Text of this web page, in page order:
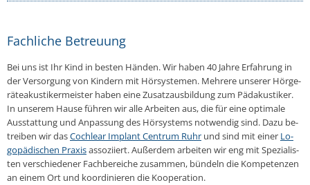
Fachliche Betreuung
Bei uns ist Ihr Kind in besten Händen. Wir haben 40 Jahre Er­fah­rung in
der Ver­sor­gung von Kindern mit Hör­sys­te­men. Mehrere unserer Hör­ge­
rä­teakus­ti­ker­meis­ter haben eine Zu­satz­aus­bil­dung zum Päda­kus­ti­ker.
In unserem Hause führen wir alle Ar­bei­ten aus, die für eine op­ti­ma­le
Aus­stat­tung und An­pas­sung des Hör­sys­tems not­wen­dig sind. Dazu be­
trei­ben wir dasCo­ch­le­ar Implant Centrum Ruhr und sind mit einer Lo­
go­pä­di­schen Praxisas­so­zi­iert. Au­ßer­dem ar­bei­ten wir eng mit Spe­zia­lis­
ten ver­schie­de­ner Fach­be­rei­che zu­sam­men, bündeln die Kom­pe­ten­zen
an einem Ort und ko­or­di­nie­ren die Ko­ope­ra­ti­on.